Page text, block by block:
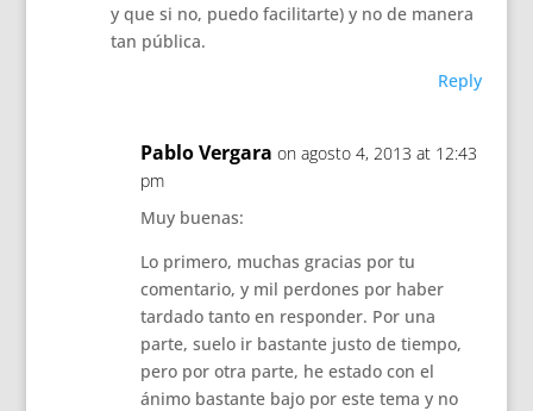
y que si no, puedo facilitarte) y no de manera
tan pública.
Reply
Pablo Vergara on agosto 4, 2013 at 12:43
pm
Muy buenas:
Lo primero, muchas gracias por tu
comentario, y mil perdones por haber
tardado tanto en responder. Por una
parte, suelo ir bastante justo de tiempo,
pero por otra parte, he estado con el
ánimo bastante bajo por este tema y no